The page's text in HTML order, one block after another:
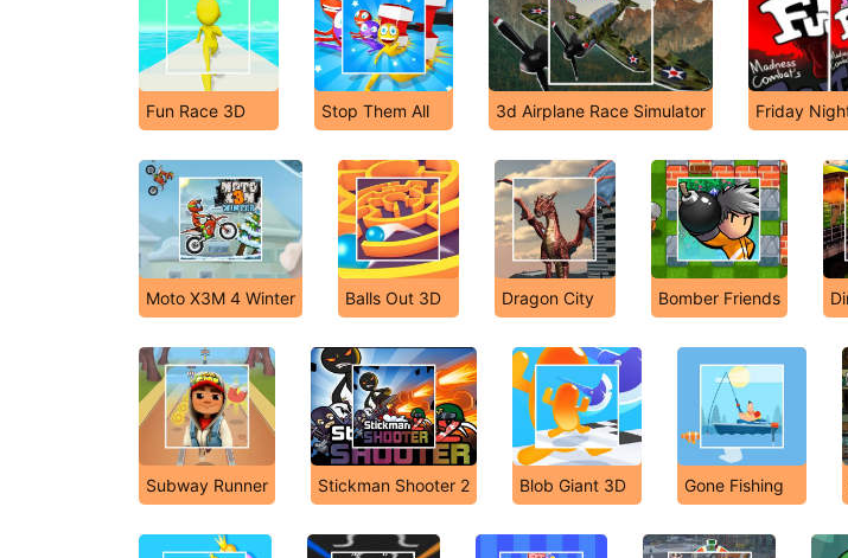
Fun Race 3D Stop Them All 3d Airplane Race Simulator Friday
Moto X3M 4 Winter Balls Out 3D Dragon City Bomber Friends
Subway Runner Stickman Shooter 2 Blob Giant 3D Gone Fishing